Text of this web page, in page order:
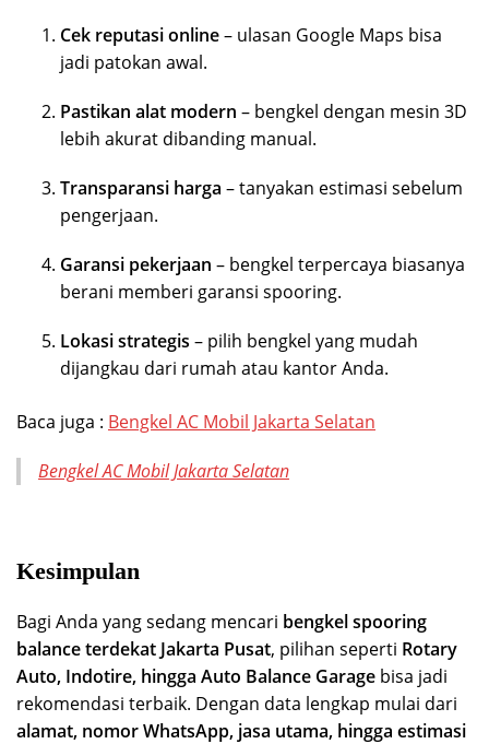
Cek reputasi online– ulasan Google Maps bisa
jadi patokan awal.
Pastikan alat modern – bengkel dengan mesin 3D
lebih akurat dibanding manual.
Transparansi harga – tanyakan estimasi sebelum
pengerjaan.
Garansi pekerjaan – bengkel terpercaya biasanya
berani memberi garansi spooring.
Lokasi strategis – pilih bengkel yang mudah
dijangkau dari rumah atau kantor Anda.
Baca juga : Bengkel AC Mobil Jakarta Selatan
Bengkel AC Mobil Jakarta Selatan
Kesimpulan
Bagi Anda yang sedang mencari bengkel spooring
balance terdekat Jakarta Pusat, pilihan seperti Rotary
Auto, Indotire, hingga Auto Balance Garage bisa jadi
rekomendasi terbaik. Dengan data lengkap mulai dari
alamat, nomor WhatsApp, jasa utama, hingga estimasi